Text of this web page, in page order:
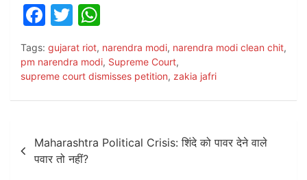
F
c
e
b
o
k
T
w
itt
er
at
s
A
p
Tags: gujarat riot, narendra modi, narendra modi clean chit,
pm narendra modi, Supreme Court,
supreme court dismisses petition, zakia jafri
Post
navigation
Maharashtra Political Crisis: शिंदे को पावर देने वाले
पवार तो नहीं?